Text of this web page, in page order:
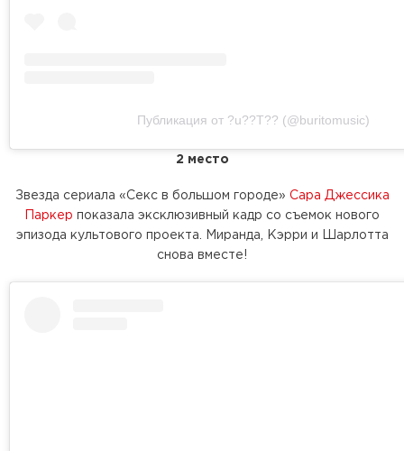
Публикация от ?u??T?? (@buritomusic)
2 место
Звезда сериала «Секс в большом городе» Сара Джессика
Паркер показала эксклюзивный кадр со съемок нового
эпизода культового проекта. Миранда, Кэрри и Шарлотта
снова вместе!